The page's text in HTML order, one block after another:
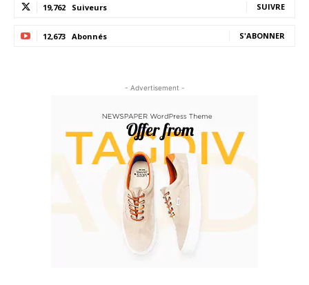
19,762 Suiveurs SUIVRE
12,673 Abonnés S'ABONNER
- Advertisement -